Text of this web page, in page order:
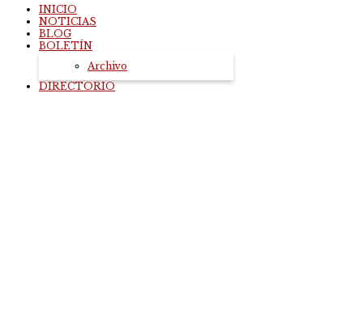
INICIO
NOTICIAS
BLOG
BOLETÍN
Archivo
DIRECTORIO